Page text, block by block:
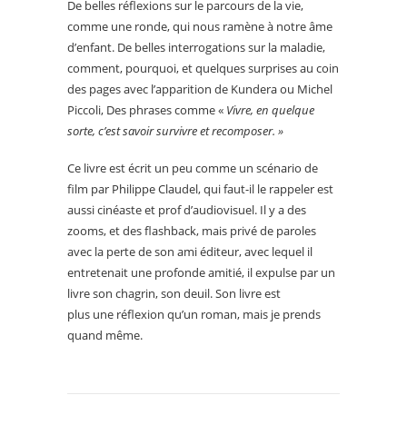
De belles réflexions sur le parcours de la vie,
comme une ronde, qui nous ramène à notre âme
d’enfant. De belles interrogations sur la maladie,
comment, pourquoi, et quelques surprises au coin
des pages avec l’apparition de Kundera ou Michel
Piccoli, Des phrases comme « Vivre, en quelque
sorte, c’est savoir survivre et recomposer. »
Ce livre est écrit un peu comme un scénario de
film par Philippe Claudel, qui faut-il le rappeler est
aussi cinéaste et prof d’audiovisuel. Il y a des
zooms, et des flashback, mais privé de paroles
avec la perte de son ami éditeur, avec lequel il
entretenait une profonde amitié, il expulse par un
livre son chagrin, son deuil. Son livre est
plus une réflexion qu’un roman, mais je prends
quand même.